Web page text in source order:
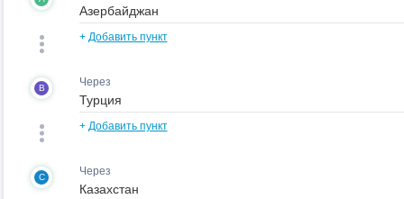
+ Добавить пункт
B Через
+ Добавить пункт
C Через